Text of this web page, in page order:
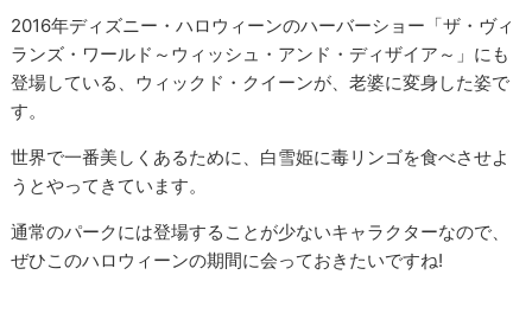
2016年ディズニー・ハロウィーンのハーバーショー「ザ・ヴィ
ランズ・ワールド～ウィッシュ・アンド・ディザイア～」にも
登場している、ウィックド・クイーンが、老婆に変身した姿で
す。
世界で一番美しくあるために、白雪姫に毒リンゴを食べさせよ
うとやってきています。
通常のパークには登場することが少ないキャラクターなので、
ぜひこのハロウィーンの期間に会っておきたいですね!